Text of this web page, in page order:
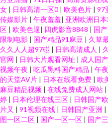
女 | 日韩高清一区0 | 欧美色片 | 97
传媒影片 | 午夜羞羞| 亚洲欧洲日
区 | 欧美色逼| 四虎影音8848 | 国
限制电影 | 国产精品91麻豆 | 久草
久久人人超97碰 | 日韩高清成人 |
官网 | 日韩大片观看网址 | 成人国
视频午夜 | 吃瓜黑料国产精品 | 午
的天堂AV片 | 日本在线看免费 | 欧
麻豆精品视频 | 在线免费成人网站 |
婷 | 日本伦理在线三区 | 日韩国产
片又 | 91视频在线 | 日韩国产亚洲 |
图一区二区 | 国产一区一区 | 国产